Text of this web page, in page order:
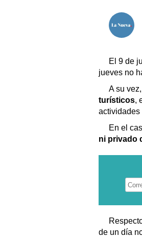
Suplementos
Servicios
El 9 de
jueves no
A su
turísticos,
actividades
En el
ni privado
de un día